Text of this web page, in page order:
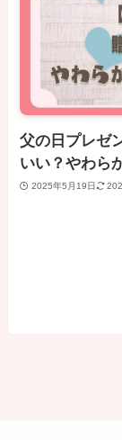
父の日プレゼ
いい？やわら
2025年5月19日